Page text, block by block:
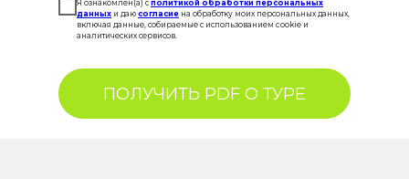
Я ознакомлен(а) с политикой обработки персональных
данных и даю согласие на обработку моих персональных данных,
включая данные, собираемые с использованием cookie и
аналитических сервисов.
ПОЛУЧИТЬ PDF О ТУРЕ